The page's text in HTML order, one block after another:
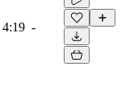
4:19 -